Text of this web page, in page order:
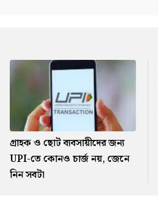
গ্রাহক ও ছোট ব্যবসায়ীদের জন্য
UPI-তে কোনও চার্জ নয়, জেনে
নিন সবটা